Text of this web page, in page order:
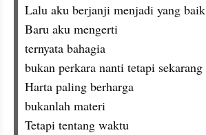
Lalu aku berjanji menjadi yang baik
Baru aku mengerti
ternyata bahagia
bukan perkara nanti tetapi sekarang
Harta paling berharga
bukanlah materi
Tetapi tentang waktu